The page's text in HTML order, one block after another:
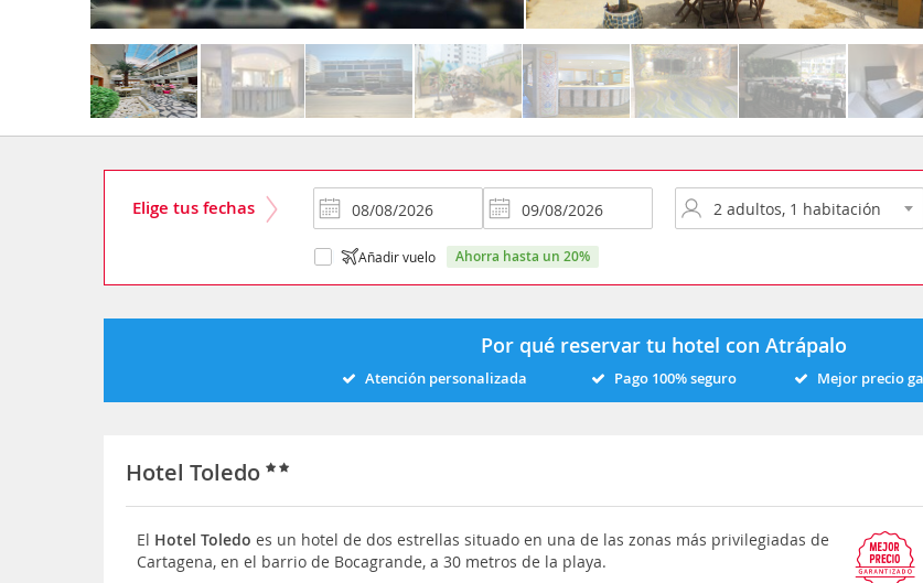
Elige tus fechas
Añadir vuelo ahorra hasta un 20%
Por qué reservar tu hotel con Atrápalo
Atención personalizada Pago 100% seguro Mejor precio
Hotel Toledo
El Hotel Toledo es un hotel de dos estrellas situado en una de las zonas más privilegiadas de
Cartagena, en el barrio de Bocagrande, a 30 metros de la playa.